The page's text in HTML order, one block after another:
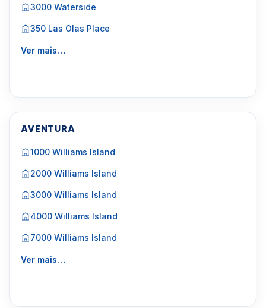
3000 Waterside
350 Las Olas Place
Ver mais…
AVENTURA
1000 Williams Island
2000 Williams Island
3000 Williams Island
4000 Williams Island
7000 Williams Island
Ver mais…